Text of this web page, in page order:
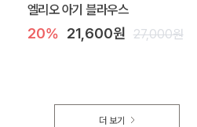
엘리오 아기 블라우스
20% 21,600원 27,000원
더 보기